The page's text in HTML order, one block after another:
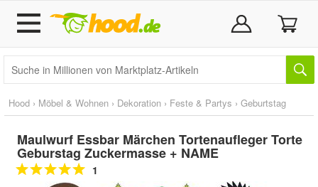
Hood › Möbel & Wohnen › Dekoration › Feste & Partys › Geburtstag
Maulwurf Essbar Märchen Tortenaufleger Torte
Geburstag Zuckermasse + NAME
1